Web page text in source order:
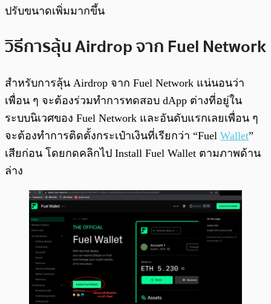
ปรับขนาดเพิ่มมากขึ้น
วิธีการลุ้น Airdrop จาก Fuel Network
สำหรับการลุ้น Airdrop จาก Fuel Network แน่นอนว่า
เพื่อน ๆ จะต้องร่วมทำการทดสอบ dApp ต่างที่อยู่ใน
ระบบนิเวศของ Fuel Network และอันดับแรกเลยเพื่อน ๆ
จะต้องทำการติดตั้งกระเป๋าเงินที่เรียกว่า “Fuel Wallet”
เสียก่อน โดยกดคลิกไป Install Fuel Wallet ตามภาพด้าน
ล่าง